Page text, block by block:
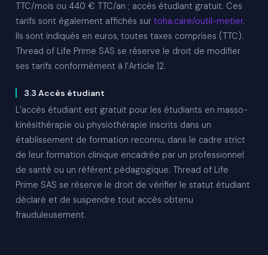
TTC/mois ou 440 € TTC/an ; accès étudiant gratuit. Ces
tarifs sont également affichés sur toha.care/outil-metier.
Ils sont indiqués en euros, toutes taxes comprises (TTC).
Thread of Life Prime SAS se réserve le droit de modifier
ses tarifs conformément à l’Article 12.
3.3 Accès étudiant
L’accès étudiant est gratuit pour les étudiants en masso-
kinésithérapie ou physiothérapie inscrits dans un
établissement de formation reconnu, dans le cadre strict
de leur formation clinique encadrée par un professionnel
de santé ou un référent pédagogique. Thread of Life
Prime SAS se réserve le droit de vérifier le statut étudiant
déclaré et de suspendre tout accès obtenu
frauduleusement.